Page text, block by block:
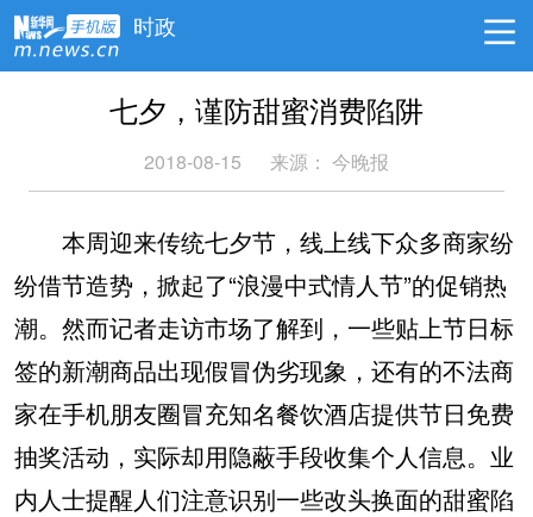
时政
七夕，谨防甜蜜消费陷阱
2018-08-15 来源： 今晚报
本周迎来传统七夕节，线上线下众多商家纷
纷借节造势，掀起了“浪漫中式情人节”的促销热
潮。然而记者走访市场了解到，一些贴上节日标
签的新潮商品出现假冒伪劣现象，还有的不法商
家在手机朋友圈冒充知名餐饮酒店提供节日免费
抽奖活动，实际却用隐蔽手段收集个人信息。业
内人士提醒人们注意识别一些改头换面的甜蜜陷